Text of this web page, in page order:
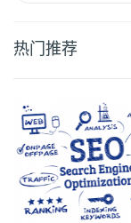
热门推荐